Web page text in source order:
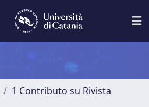
1 Contributo su Rivista